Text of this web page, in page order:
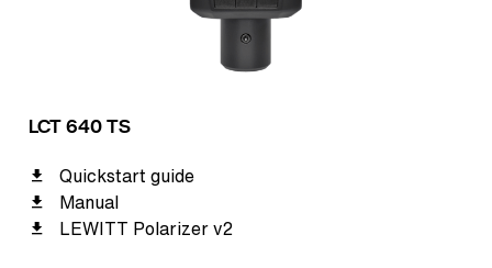
LCT 640 TS
Quickstart guide
Manual
LEWITT Polarizer v2